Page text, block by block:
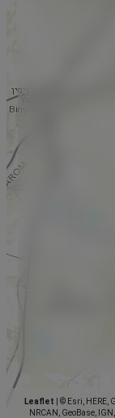
Leaflet
© Esri, HERE,
NRCAN, GeoBase,